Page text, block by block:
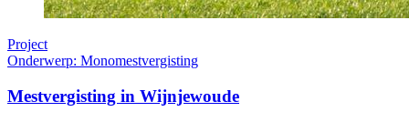
Project
Onderwerp: Monomestvergisting
Mestvergisting in Wijnjewoude